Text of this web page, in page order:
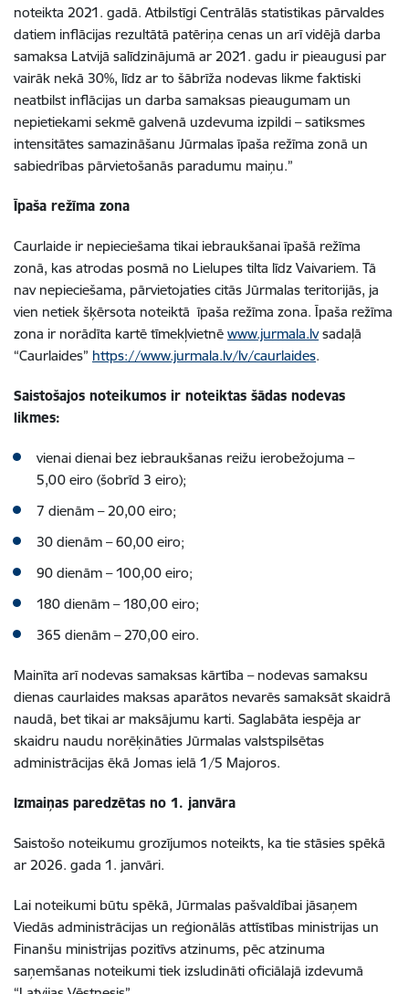
noteikta 2021. gadā. Atbilstīgi Centrālās statistikas pārvaldes
datiem inflācijas rezultātā patēriņa cenas un arī vidējā darba
samaksa Latvijā salīdzinājumā ar 2021. gadu ir pieaugusi par
vairāk nekā 30%, līdz ar to šābrīža nodevas likme faktiski
neatbilst inflācijas un darba samaksas pieaugumam un
nepietiekami sekmē galvenā uzdevuma izpildi – satiksmes
intensitātes samazināšanu Jūrmalas īpaša režīma zonā un
sabiedrības pārvietošanās paradumu maiņu.”
Īpaša režīma zona
Caurlaide ir nepieciešama tikai iebraukšanai īpašā režīma
zonā, kas atrodas posmā no Lielupes tilta līdz Vaivariem. Tā
nav nepieciešama, pārvietojaties citās Jūrmalas teritorijās, ja
vien netiek šķērsota noteiktā īpaša režīma zona. Īpaša režīma
zona ir norādīta kartē tīmekļvietnē www.jurmala.lvsadaļā
“Caurlaides” https://www.jurmala.lv/lv/caurlaides.
Saistošajos noteikumos ir noteiktas šādas nodevas
likmes:
vienai dienai bez iebraukšanas reižu ierobežojuma –
5,00 eiro (šobrīd 3 eiro);
7 dienām – 20,00 eiro;
30 dienām – 60,00 eiro;
90 dienām – 100,00 eiro;
180 dienām – 180,00 eiro;
365 dienām – 270,00 eiro.
Mainīta arī nodevas samaksas kārtība – nodevas samaksu
dienas caurlaides maksas aparātos nevarēs samaksāt skaidrā
naudā, bet tikai ar maksājumu karti. Saglabāta iespēja ar
skaidru naudu norēķināties Jūrmalas valstspilsētas
administrācijas ēkā Jomas ielā 1/5 Majoros.
Izmaiņas paredzētas no 1. janvāra
Saistošo noteikumu grozījumos noteikts, ka tie stāsies spēkā
ar 2026. gada 1. janvāri.
Lai noteikumi būtu spēkā, Jūrmalas pašvaldībai jāsaņem
Viedās administrācijas un reģionālās attīstības ministrijas un
Finanšu ministrijas pozitīvs atzinums, pēc atzinuma
saņemšanas noteikumi tiek izsludināti oficiālajā izdevumā